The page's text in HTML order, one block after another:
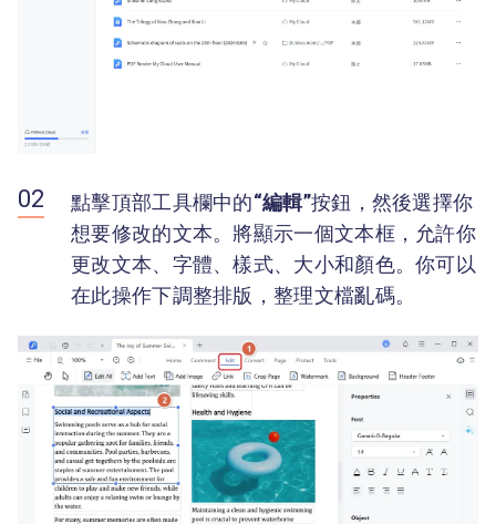
點擊頂部工具欄中的“編輯”按鈕，然後選擇你
想要修改的文本。將顯示一個文本框，允許你
更改文本、字體、樣式、大小和顏色。你可以
在此操作下調整排版，整理文檔亂碼。